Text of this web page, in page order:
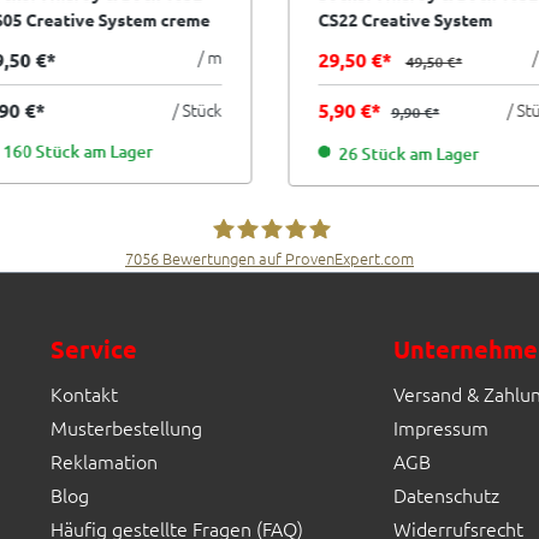
Creative System creme
€* / m
€* / Stück
160 Stück am Lager
CS22 Creative System
mandarine orange 10x20 cm
I.Sorte
29,50 €* 49,50 €*
5,90 €* 9,90 €* /
26 Stück am Lager
7056 Bewertungen auf ProvenExpert.com
Service
Kontakt
Musterbestellung
Reklamation
Blog
Häufig gestellte Fragen (FAQ)
Versand &
Impressum
AGB
Datenschutz
Widerrufsrecht